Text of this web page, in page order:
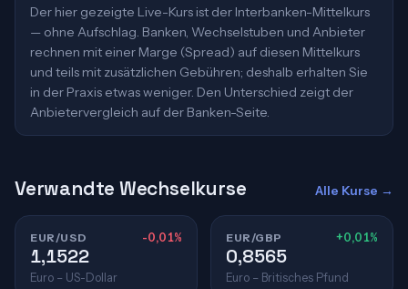
Der hier gezeigte Live-Kurs ist der Interbanken-Mittelkurs
— ohne Aufschlag. Banken, Wechselstuben und Anbieter
rechnen mit einer Marge (Spread) auf diesen Mittelkurs
und teils mit zusätzlichen Gebühren; deshalb erhalten Sie
in der Praxis etwas weniger. Den Unterschied zeigt der
Anbietervergleich auf der Banken-Seite.
Verwandte Wechselkurse Alle Kurse →
EUR/USD -0,01%
1,1522
Euro – US-Dollar
EUR/GBP +0,01%
0,8565
Euro – Britisches Pfund